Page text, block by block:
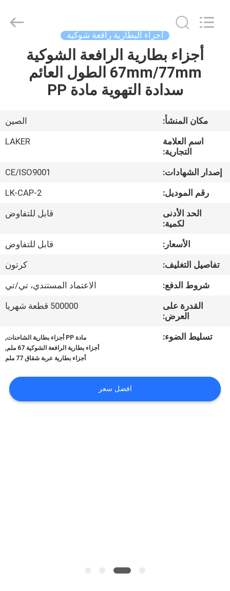
منزل
المنتجات
حول
جولة
المعمل
الجودة
اتصل
أخبار
الموقع
AUTOPARTS
CO.,LIMITED.
أجزاء البطارية رافعة شوكية
أجزاء بطارية الرافعة الشوكية
67mm/77mm الطول العائم
سدادة التهوية مادة PP
مكان المنشأ:
الصين
اسم العلامة
التجارية:
LAKER
إصدار الشهادات:
CE/ISO9001
رقم الموديل:
LK-CAP-2
الحد الأدنى
لكمية:
قابل للتفاوض
الأسعار:
قابل للتفاوض
تفاصيل التغليف:
كرتون
شروط الدفع:
الاعتماد المستندي، تي/تي
القدرة على
العرض:
500000 قطعة شهريا
تسليط الضوء: مادة PP أجزاء بطارية الشاحنات ,
أجزاء بطارية الرافعة الشوكية 67 ملم ,
أجزاء بطارية عربة شقاق 77 ملم
افضل سعر